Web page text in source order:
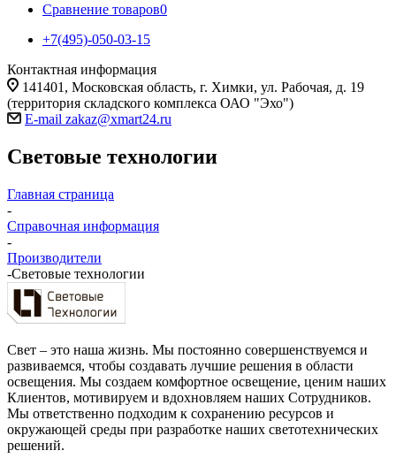
Сравнение товаров0
+7(495)-050-03-15
Контактная информация
141401, Московская область, г. Химки, ул. Рабочая, д. 19
(территория складского комплекса ОАО "Эхо")
E-mail zakaz@xmart24.ru
Световые технологии
Главная страница
-
Справочная информация
-
Производители
-Световые технологии
Свет – это наша жизнь. Мы постоянно совершенствуемся и
развиваемся, чтобы создавать лучшие решения в области
освещения. Мы создаем комфортное освещение, ценим наших
Клиентов, мотивируем и вдохновляем наших Сотрудников.
Мы ответственно подходим к сохранению ресурсов и
окружающей среды при разработке наших светотехнических
решений.